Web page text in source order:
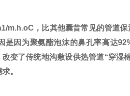
，比其他囊昔常见的管道
因为聚氨酯泡沫的鼻孔率高达
变了传统地沟敷设供热管道“穿湿
。